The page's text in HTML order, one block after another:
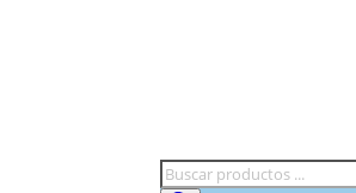
Búsqueda